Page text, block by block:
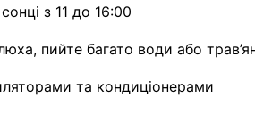
з 11 до 16:00
пийте багато води або
та кондиціонерами